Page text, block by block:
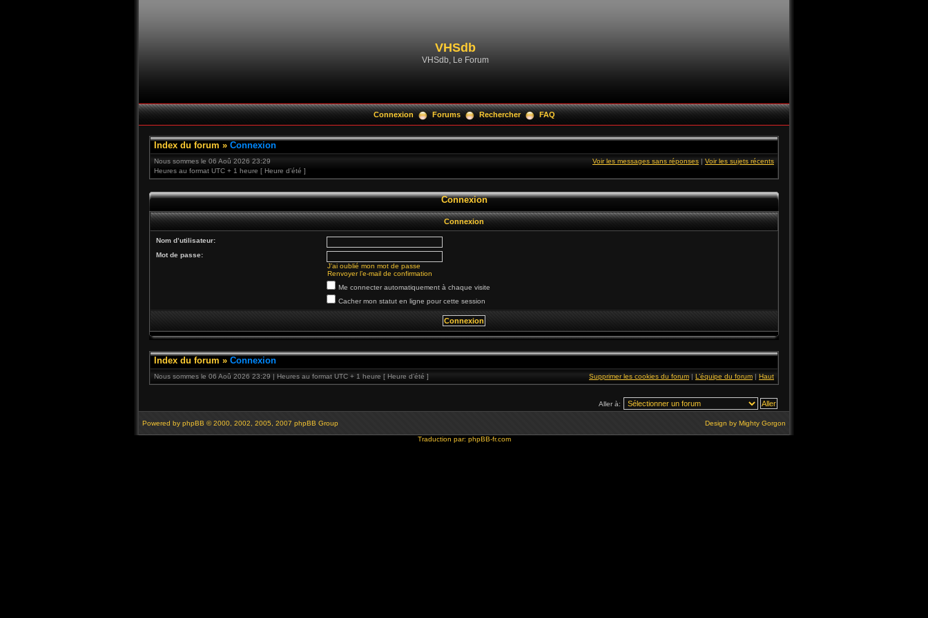
VHSdb
VHSdb, Le Forum
Connexion Forums Rechercher FAQ
Index du forum » Connexion
Nous sommes le 06 Aoû 2026 23:29
Heures au format UTC + 1 heure [ Heure d’été ]
Voir les messages sans réponses | Voir les sujets récents
Connexion
Connexion
Nom d’utilisateur:
Mot de passe:
J’ai oublié mon mot de passe
Renvoyer l’e-mail de confirmation
Me connecter automatiquement à chaque visite
Cacher mon statut en ligne pour cette session
Index du forum » Connexion
Nous sommes le 06 Aoû 2026 23:29 | Heures au format UTC + 1 heure [ Heure d’été ] Supprimer les cookies du forum | L’équipe du forum | Haut
Aller à:
Powered by phpBB © 2000, 2002, 2005, 2007 phpBB Group Design by Mighty Gorgon
Traduction par: phpBB-fr.com